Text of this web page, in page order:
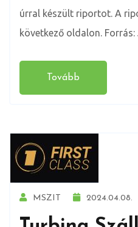
úrral készült riportot. A
következő oldalon.
Tovább
MSZIT 2024.04.08.